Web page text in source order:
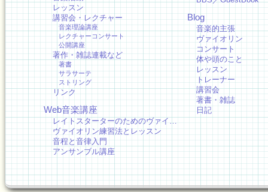
レッスン
講習会・レクチャー
音楽理論講座
レクチャーコンサート
公開講座
著作・雑誌連載など
著書
サラサーテ
ストリング
リンク
Web音楽講座
レイトスターターのためのヴァイ…
ヴァイオリン練習法とレッスン
音程と音律入門
アンサンブル講座
Blog
音楽的主張
ヴァイオリン
コンサート
体や頭のこと
レッスン
トレーナー
講習会
著書・雑誌
日記